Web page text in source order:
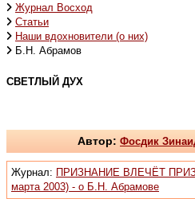
Журнал Восход
Статьи
Наши вдохновители (о них)
Б.Н. Абрамов
СВЕТЛЫЙ ДУХ
Автор: Фосдик
Журнал: ПРИЗНАНИЕ ВЛЕЧЁТ
марта 2003) - о Б.Н. Абрамове